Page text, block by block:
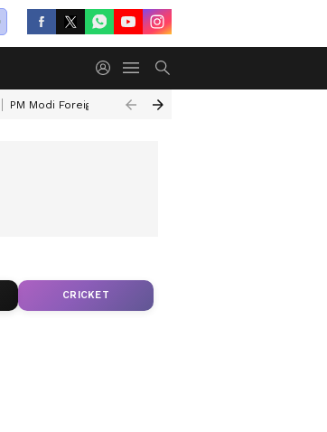
PM Modi Foreign Travel Expenditure
CRICKET